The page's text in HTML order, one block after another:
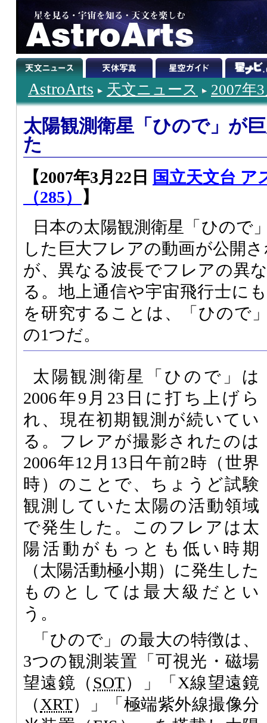
AstroArts 天文ニュース 2007年
太陽観測衛星「ひので」が
た
【2007年3月22日
国立天文台 ア
（285）
】
日本の太陽観測衛星「ひので
した巨大フレアの動画が公開
が、異なる波長でフレアの異
る。地上通信や宇宙飛行士に
を研究することは、「ひので
の1つだ。
太陽観測衛星「ひので」は
2006年9月23日に打ち上げら
れ、現在初期観測が続いてい
る。フレアが撮影されたのは
2006年12月13日午前2時（世界
時）のことで、ちょうど試験
観測していた太陽の活動領域
で発生した。このフレアは太
陽活動がもっとも低い時期
（太陽活動極小期）に発生した
ものとしては最大級だとい
う。
「ひので」の最大の特徴は、
3つの観測装置「可視光・磁場
望遠鏡（SOT）」「X線望遠鏡
（XRT）」「極端紫外線撮像分